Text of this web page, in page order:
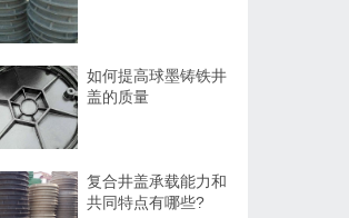
如何提高球墨铸铁井
盖的质量
复合井盖承载能力和
共同特点有哪些?